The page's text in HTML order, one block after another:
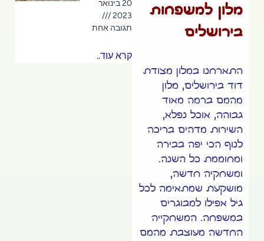
מלון למשפחות
בירושלים
התארחנו במלון מצודת
דוד בירושלים, מלון
מהמם ברמה מאוד
גבוהה, אוכל נפלא,
השירות מדהים בריכה
לנוף הכי יפה בבירה
ומחוממת כל השנה.
ומשחקיה חדשה,
מושקעת שמתאימה לכל
גיל אפילו למבוגרים
במשפחה. המשחקייה
החדשה מעוצבת מהמם
20 בינואר
2023
תגובה אחת
קרא עוד..